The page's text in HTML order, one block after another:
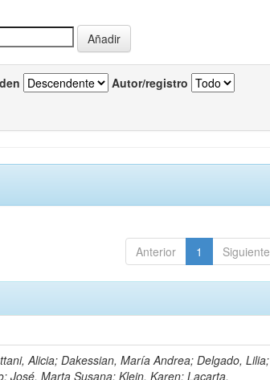
Autor/registro
Anterior 1 Siguiente
Alicia; Dakessian, María Andrea; Delgado, Lilia;
José, Marta Susana; Klein, Karen; Lacarta,